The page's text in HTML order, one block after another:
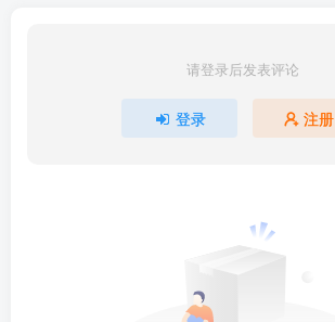
请登录后发表评论
登录 注册